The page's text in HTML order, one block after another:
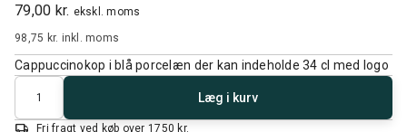
79,00 kr. ekskl. moms
98,75 kr. inkl. moms
Cappuccinokop i blå porcelæn der kan indeholde 34 cl med logo
Antal
Læg i kurv
Fri fragt ved køb over 1750 kr.